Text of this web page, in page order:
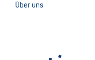
Über uns